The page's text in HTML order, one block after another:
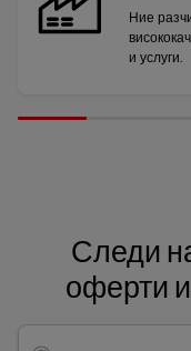
Ние
и услуги.
Следи
оферти